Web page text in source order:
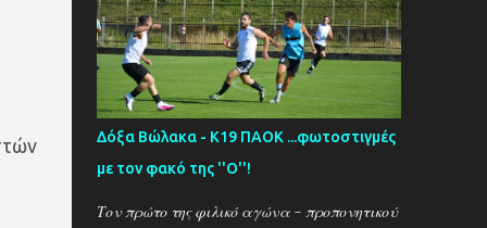
Δόξα Βώλακα - Κ19 ΠΑΟΚ ...φωτοστιγμές
με τον φακό της ''Ο''!
Τον πρώτο της φιλικό αγώνα - προπονητικού